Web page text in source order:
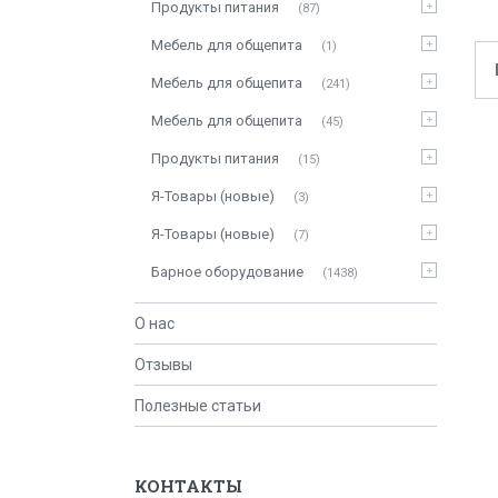
Продукты питания 87
Мебель для общепита 1
Мебель для общепита 241
Мебель для общепита 45
Продукты питания 15
Я-Товары (новые) 3
Я-Товары (новые) 7
Барное оборудование 1438
О нас
Отзывы
Полезные статьи
КОНТАКТЫ